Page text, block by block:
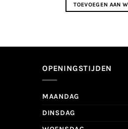
TOEVOEGEN AAN
OPENINGSTIJDEN
MAANDAG
DINSDAG